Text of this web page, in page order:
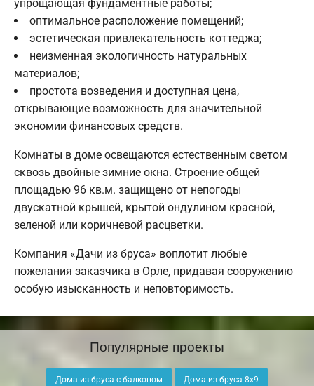
упрощающая фундаментные работы;
оптимальное расположение помещений;
эстетическая привлекательность коттеджа;
неизменная экологичность натуральных
материалов;
простота возведения и доступная цена,
открывающие возможность для значительной
экономии финансовых средств.
Комнаты в доме освещаются естественным светом
сквозь двойные зимние окна. Строение общей
площадью 96 кв.м. защищено от непогоды
двускатной крышей, крытой ондулином красной,
зеленой или коричневой расцветки.
Компания «Дачи из бруса» воплотит любые
пожелания заказчика в Орле, придавая сооружению
особую изысканность и неповторимость.
Популярные проекты
Дома из бруса с балконом Дома из бруса 8х9